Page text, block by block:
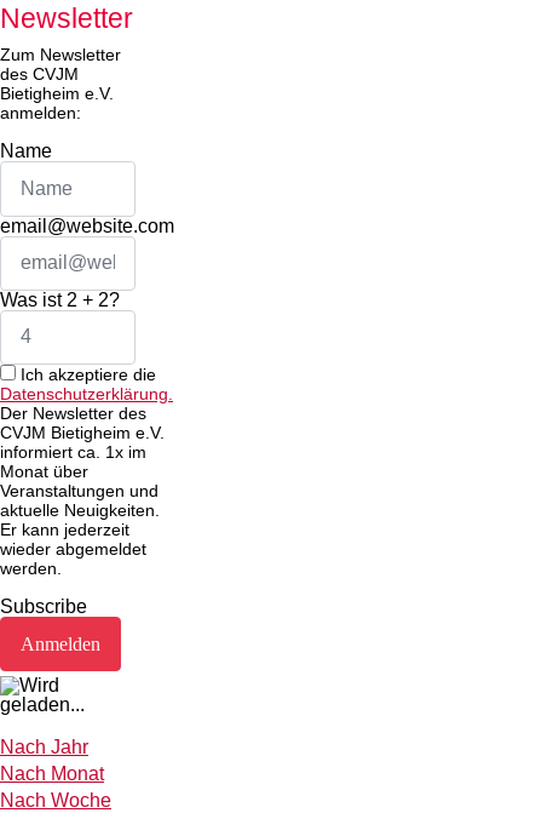
Newsletter
Zum Newsletter
des CVJM
Bietigheim e.V.
anmelden:
Name
email@website.com
Was ist 2 + 2?
Ich akzeptiere die
Datenschutzerklärung.
Der Newsletter des
CVJM Bietigheim e.V.
informiert ca. 1x im
Monat über
Veranstaltungen und
aktuelle Neuigkeiten.
Er kann jederzeit
wieder abgemeldet
werden.
Subscribe
Nach Jahr
Nach Monat
Nach Woche